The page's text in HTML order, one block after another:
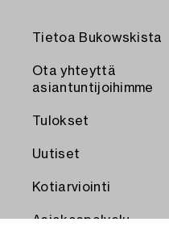
Tietoa Bukowskista
Ota yhteyttä
asiantuntijoihimme
Tulokset
Uutiset
Kotiarviointi
Asiakaspalvelu